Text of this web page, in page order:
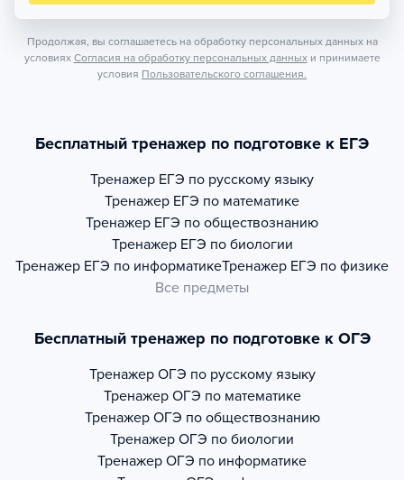
Продолжая, вы соглашаетесь на обработку персональных данных на
условиях Согласия на обработку персональных данных и принимаете
условия Пользовательского соглашения.
Бесплатный тренажер по подготовке к ЕГЭ
Тренажер ЕГЭ по русскому языку
Тренажер ЕГЭ по математике
Тренажер ЕГЭ по обществознанию
Тренажер ЕГЭ по биологии
Тренажер ЕГЭ по информатикеТренажер ЕГЭ по физике
Все предметы
Бесплатный тренажер по подготовке к ОГЭ
Тренажер ОГЭ по русскому языку
Тренажер ОГЭ по математике
Тренажер ОГЭ по обществознанию
Тренажер ОГЭ по биологии
Тренажер ОГЭ по информатике